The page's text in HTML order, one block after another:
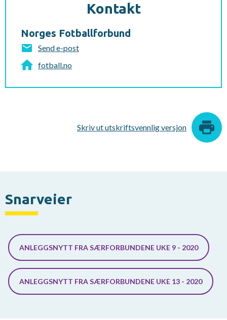
Kontakt
Norges Fotballforbund
Send e-post
fotball.no
Skriv ut utskriftsvennlig versjon
Snarveier
ANLEGGSNYTT FRA SÆRFORBUNDENE UKE 9 - 2020
ANLEGGSNYTT FRA SÆRFORBUNDENE UKE 13 - 2020